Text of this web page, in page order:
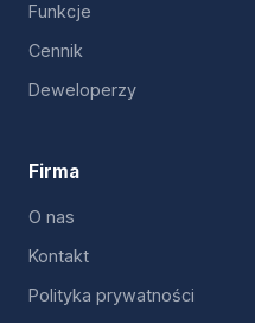
Funkcje
Cennik
Deweloperzy
Firma
O nas
Kontakt
Polityka prywatności